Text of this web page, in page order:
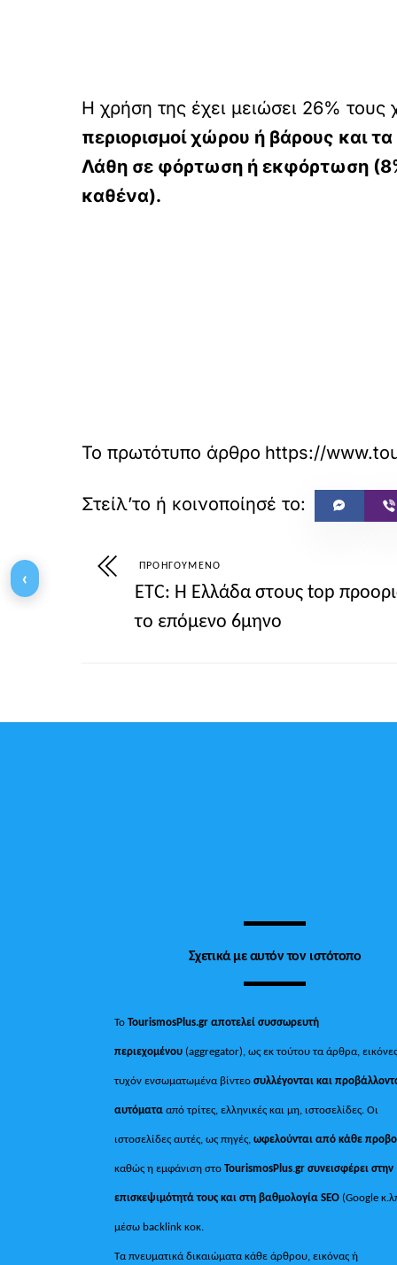
Η χρήση της έχει μειώσει 26%
περιορισμοί χώρου ή βάρους και
Λάθη σε φόρτωση ή εκφόρτωση
καθένα).
Το πρωτότυπο άρθρο https://
ΠΡΟΗΓΟΎΜΕΝΟ
ETC: Η Ελλάδα στους top
το επόμενο 6μηνο
Σχετικά με αυτόν τον ιστότοπο
ΤοTourismosPlus.gr αποτελεί συσσωρευτή
περιεχομένου (aggregator), ως εκ τούτου τα άρθρα,
τυχόν ενσωματωμένα βίντεοσυλλέγονται και
αυτόματααπό τρίτες, ελληνικές και μη, ιστοσελίδες. Οι
ιστοσελίδες αυτές, ως πηγές,ωφελούνται από κάθε
καθώς η εμφάνιση στοTourismosPlus.gr συνεισφέρει στην
επισκεψιμότητά τους και στη βαθμολογία SEO (Google
μέσω backlink κοκ.
Τα πνευματικά δικαιώματα κάθε άρθρου, εικόνας ή
‹